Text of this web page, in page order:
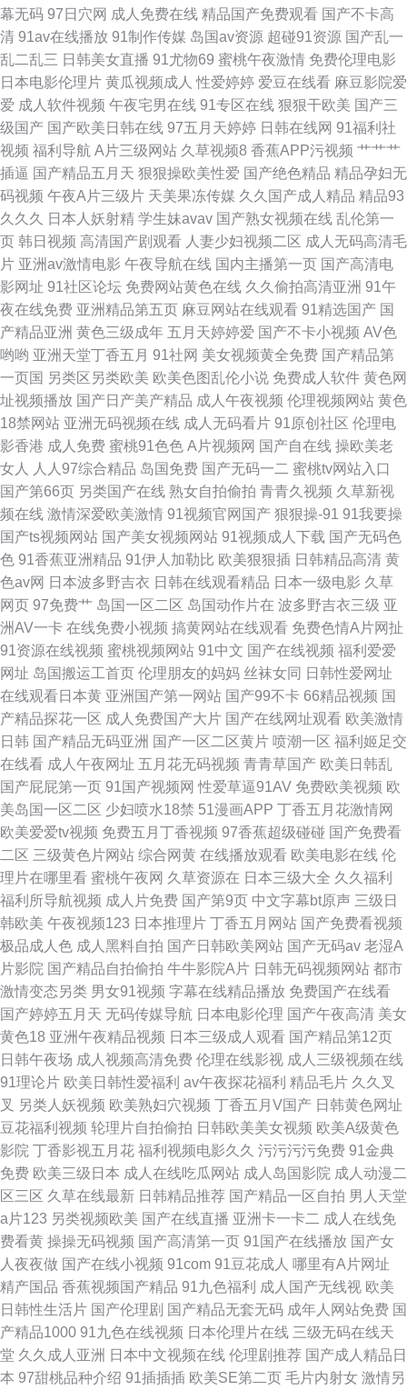
码 日韩欧美群P 黄网站观看入口 变态AV导航网 无码18禁 久久神马6 爱豆成
人网站 天天日天天弄 激情在线QVD 豆花社区视频 91熟妇探花 日韩精品ー区
二区 激情色色网 AV变态影音 天天干天天色 精品日韩一区 97偷拍视频 最新A
片网址 色色av 欧美成人A 国产成人在线免费 91韩国黄色网页 日韩一级操逼
片 黄色网片电影
幕无码 97日穴网 成人免费在线 精品国产免费观看 国产不卡高
清 91av在线播放 91制作传媒 岛国av资源 超碰91资源 国产乱一
乱二乱三 日韩美女直播 91尤物69 蜜桃午夜激情 免费伦理电影
日本电影伦理片 黄瓜视频成人 性爱婷婷 爱豆在线看 麻豆影院爱
爱 成人软件视频 午夜宅男在线 91专区在线 狠狠干欧美 国产三
级国产 国产欧美日韩在线 97五月天婷婷 日韩在线网 91福利社
视频 福利导航 A片三级网站 久草视频8 香蕉APP污视频 艹艹艹
插逼 国产精品五月天 狠狠操欧美性爱 国产绝色精品 精品孕妇无
码视频 午夜A片三级片 天美果冻传媒 久久国产成人精品 精品93
久久久
日本人妖射精 学生妹avav 国产熟女视频在线 乱伦第一
页 韩日视频 高清国产剧观看 人妻少妇视频二区 成人无码高清毛
片 亚洲av激情电影 午夜导航在线 国内主播第一页 国产高清电
影网址 91社区论坛 免费网站黄色在线 久久偷拍高清亚洲 91午
夜在线免费 亚洲精品第五页 麻豆网站在线观看 91精选国产 国
产精品亚洲 黄色三级成年 五月天婷婷爱 国产不卡小视频 AV色
哟哟 亚洲天堂丁香五月 91社网 美女视频黄全免费 国产精品第
一页国 另类区另类欧美 欧美色图乱伦小说 免费成人软件 黄色网
址视频播放 国产日产美产精品 成人午夜视频 伦理视频网站 黄色
18禁网站 亚洲无码视频在线 成人无码看片 91原创社区 伦理电
影香港 成人免费 蜜桃91色色 A片视频网 国产自在线 操欧美老
女人
人人97综合精品 岛国免费 国产无码一二 蜜桃tv网站入口
国产第66页 另类国产在线 熟女自拍偷拍 青青久视频 久草新视
频在线 激情深爱欧美激情 91视频官网国产 狠狠操-91 91我要操
国产ts视频网站 国产美女视频网站 91视频成人下载 国产无码色
色 91香蕉亚洲精品 91伊人加勒比 欧美狠狠插 日韩精品高清 黄
色av网 日本波多野吉衣 日韩在线观看精品 日本一级电影 久草
网页 97免费艹 岛国一区二区 岛国动作片在 波多野吉衣三级 亚
洲AV一卡 在线免费小视频 搞黄网站在线观看 免费色情A片网扯
91资源在线视频 蜜桃视频网站 91中文 国产在线视频 福利爱爱
网址 岛国搬运工首页 伦理朋友的妈妈 丝袜女同 日韩性爱网址
在线观看日本黄 亚洲国产第一网站 国产99不卡 66精品视频 国
产精品探花一区 成人免费国产大片 国产在线网址观看 欧美激情
日韩 国产精品无码亚洲 国产一区二区黄片 喷潮一区 福利姬足交
在线看 成人午夜网址 五月花无码视频 青青草国产 欧美日韩乱
国产屁屁第一页 91国产视频网 性爱草逼91AV 免费欧美视频 欧
美岛国一区二区 少妇喷水18禁 51漫画APP 丁香五月花激情网
欧美爱爱tv视频 免费五月丁香视频 97香蕉超级碰碰 国产免费看
二区 三级黄色片网站 综合网黄 在线播放观看 欧美电影在线 伦
理片在哪里看 蜜桃午夜网 久草资源在 日本三级大全 久久福利
福利所导航视频 成人片免费 国产第9页 中文字幕bt原声 三级日
韩欧美 午夜视频123 日本推理片 丁香五月网站 国产免费看视频
极品成人色 成人黑料自拍 国产日韩欧美网站 国产无码av 老湿A
片影院 国产精品自拍偷拍 牛牛影院A片 日韩无码视频网站 都市
激情变态另类 男女91视频 字幕在线精品播放 免费国产在线看
国产婷婷五月天 无码传媒导航 日本电影伦理 国产午夜高清 美女
黄色18 亚洲午夜精品视频 日本三级成人观看 国产精品第12页
日韩午夜场 成人视频高清免费 伦理在线影视 成人三级视频在线
91理论片 欧美日韩性爱福利 av午夜探花福利 精品毛片 久久叉
叉 另类人妖视频 欧美熟妇穴视频 丁香五月V国产 日韩黄色网址
豆花福利视频 轮理片自拍偷拍 日韩欧美美女视频 欧美A级黄色
影院 丁香影视五月花 福利视频电影久久 污污污污免费 91金典
免费 欧美三级日本 成人在线吃瓜网站 成人岛国影院 成人动漫二
区三区 久草在线最新 日韩精品推荐 国产精品一区自拍 男人天堂
a片123 另类视频欧美 国产在线直播 亚洲卡一卡二 成人在线免
费看黄 操操无码视频 国产高清第一页 91国产在线播放 国产女
人夜夜做 国产在线小视频 91com 91豆花成人 哪里有A片网址
精产国品 香蕉视频国产精品 91九色福利 成人国产无线视 欧美
日韩性生活片 国产伦理剧 国产精品无套无码 成年人网站免费 国
产精品1000 91九色在线视频 日本伦理片在线 三级无码在线天
堂 久久成人亚洲 日本中文视频在线 伦理剧推荐 国产成人精品日
本 97甜桃品种介绍 91插插插 欧美SE第二页 毛片内射女 激情另